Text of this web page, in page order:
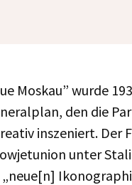
Moskau” wurde
den die
inszeniert. Der
unter